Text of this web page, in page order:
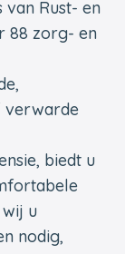
van Rust- en
88 zorg- en
verwarde
biedt u
u
nodig,